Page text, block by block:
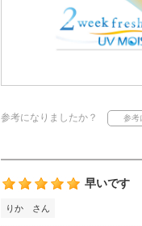
参考になりましたか？
早いです
りか さん